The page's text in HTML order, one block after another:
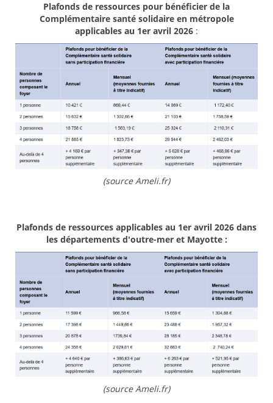
Plafonds de ressources pour bénéficier de la
Complémentaire santé solidaire en métropole
applicables au 1er avril 2026 :
(source Ameli.fr)
Plafonds de ressources applicables au 1er avril 2026 dans
les départements d'outre-mer et Mayotte :
(source Ameli.fr)